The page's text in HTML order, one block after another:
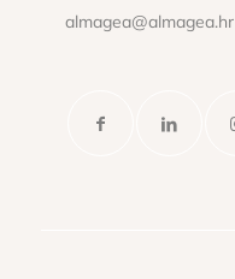
almagea@almagea.hr